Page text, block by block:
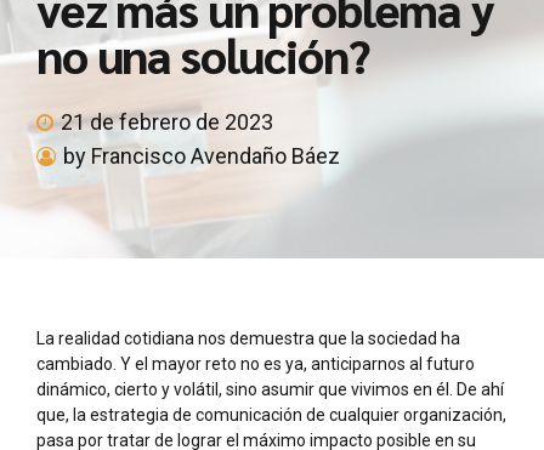
no una solución?
21 de febrero de 2023
by Francisco Avendaño Báez
La realidad cotidiana nos demuestra que la sociedad ha
cambiado. Y el mayor reto no es ya, anticiparnos al futuro
dinámico, cierto y volátil, sino asumir que vivimos en él. De ahí
que, la estrategia de comunicación de cualquier organización,
pasa por tratar de lograr el máximo impacto posible en su